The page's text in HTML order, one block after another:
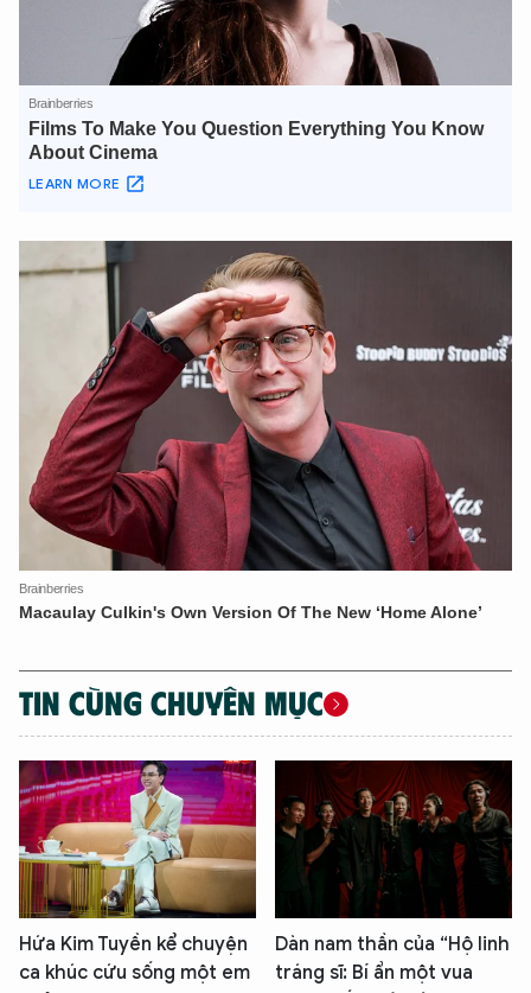
TIN CÙNG CHUYÊN MỤC
Hứa Kim Tuyền kể chuyện
ca khúc cứu sống một em
Dàn nam thần của “Hộ linh
tráng sĩ: Bí ẩn một vua